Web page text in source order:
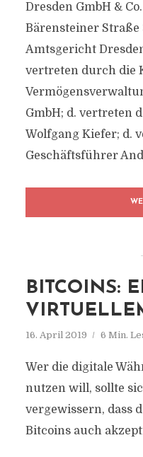
Dresden GmbH &
Bärensteiner Straße
Amtsgericht
vertreten durch die
GmbH; d. vertreten
Wolfgang Kiefer; d.
Geschäftsführer
BITCOINS:
16. April 2019 6 Min.
Wer die digitale
nutzen will, sollte
vergewissern, dass
Bitcoins auch